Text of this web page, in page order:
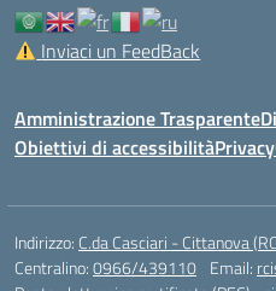
Inviaci un FeedBack
Amministrazione Trasparente
Obiettivi di accessibilitàPrivacy
Indirizzo: C.da Casciari - Cittanova
Centralino:0966/439110 Email: